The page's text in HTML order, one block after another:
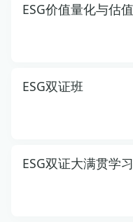
ESG价值量化与估
ESG双证班
ESG双证大满贯学